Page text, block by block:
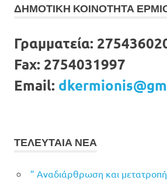
ΔΗΜΟΤΙΚΗ ΚΟΙΝΟΤΗΤΑ
Γραμματεία:
Fax: 2754031997
Email:
ΤΕΛΕΥΤΑΙΑ ΝΕΑ
” Αναδιάρθρωση και